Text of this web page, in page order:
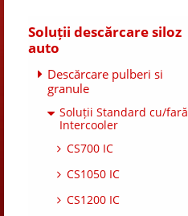
Soluții descărcare siloz
auto
Descărcare pulberi si
granule
Soluții Standard cu/fară
Intercooler
CS700 IC
CS1050 IC
CS1200 IC